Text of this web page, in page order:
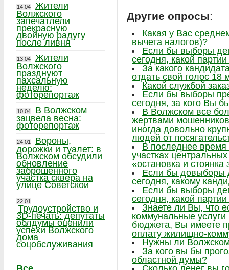
Другие опросы:
Какая у Вас
вычета налогов)?
Если бы выборы
сегодня, какой
За какого
отдать свой голос 18
Какой службой
Если бы выборы
сегодня, за кого Вы
В Волжском все
жертвами
иногда довольно
людей от
В последнее время
участках
«остановка и
Если бы довыборы
сегодня, какому
Если бы выборы
сегодня, какой
Знаете ли Вы, что
коммунальные
бюджета, Вы имеете
оплату жилищно-
Нужны ли
За кого вы бы
областной думы?
14.04
Жители
Волжского
запечатлели
прекрасную
двойную радугу
после ливня
13.04
Жители
Волжского
празднуют
пахсальную
неделю:
фоторепортаж
10.04
В Волжском
зацвела весна:
фоторепортаж
24.01
Вороны,
дорожки и туалет: в
Волжском обсудили
обновление
заброшенного
участка сквера на
улице Советской
22.01
Трудоустройство и
3D-печать: депутаты
облдумы оценили
успехи Волжского
дома
соцобслуживания